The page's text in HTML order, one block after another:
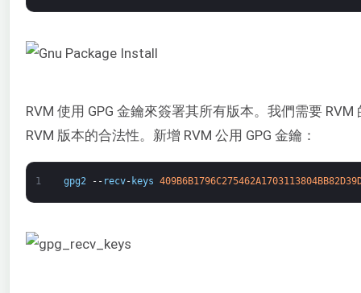
RVM 使用 GPG 金鑰來簽署其所有版本。我們需要
RVM 版本的合法性。新增 RVM 公用 GPG 金鑰：
1 gpg2 -- recv- keys